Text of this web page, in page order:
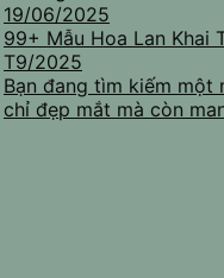
19/06/2025
99+ Mẫu Hoa Lan Khai
T9/2025
Bạn đang tìm kiếm một
chỉ đẹp mắt mà còn